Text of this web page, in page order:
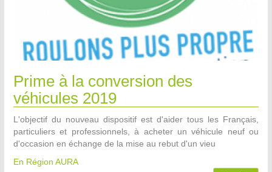
Prime à la conversion des
véhicules 2019
L'objectif du nouveau dispositif est d'aider tous les Français,
particuliers et professionnels, à acheter un véhicule neuf ou
d'occasion en échange de la mise au rebut d'un vieu
En Région AURA